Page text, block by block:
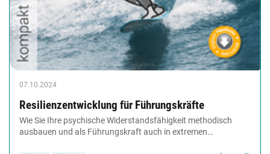
07.10.2024
Resilienzentwicklung für Führungskräfte
Wie Sie Ihre psychische Widerstandsfähigkeit methodisch
ausbauen und als Führungskraft auch in extremen